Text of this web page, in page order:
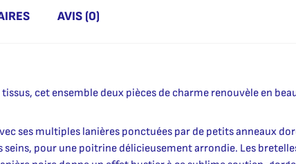
AVIS (0)
cet ensemble deux pièces de charme renouvèle en
ses multiples lanières ponctuées par de petits anneaux
pour une poitrine délicieusement arrondie. Les